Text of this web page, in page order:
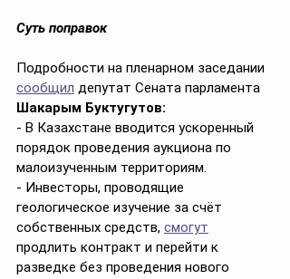
Суть поправок
Подробности на пленарном заседании
сообщил депутат Сената парламента
Шакарым Буктугутов:
- В Казахстане вводится ускоренный
порядок проведения аукциона по
малоизученным территориям.
- Инвесторы, проводящие
геологическое изучение за счёт
собственных средств, смогут
продлить контракт и перейти к
разведке без проведения нового